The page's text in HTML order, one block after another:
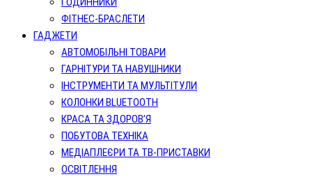
ФІТНЕС-БРАСЛЕТИ
ГАДЖЕТИ
АВТОМОБІЛЬНІ ТОВАРИ
ГАРНІТУРИ ТА НАВУШНИКИ
ІНСТРУМЕНТИ ТА МУЛЬТІТУЛИ
КОЛОНКИ BLUETOOTH
КРАСА ТА ЗДОРОВ’Я
ПОБУТОВА ТЕХНІКА
МЕДІАПЛЕЄРИ ТА ТВ-ПРИСТАВКИ
ОСВІТЛЕННЯ